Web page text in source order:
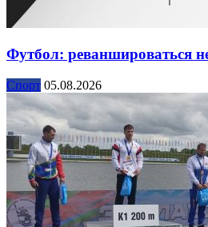
Футбол: реваншироваться
Спорт 05.08.2026